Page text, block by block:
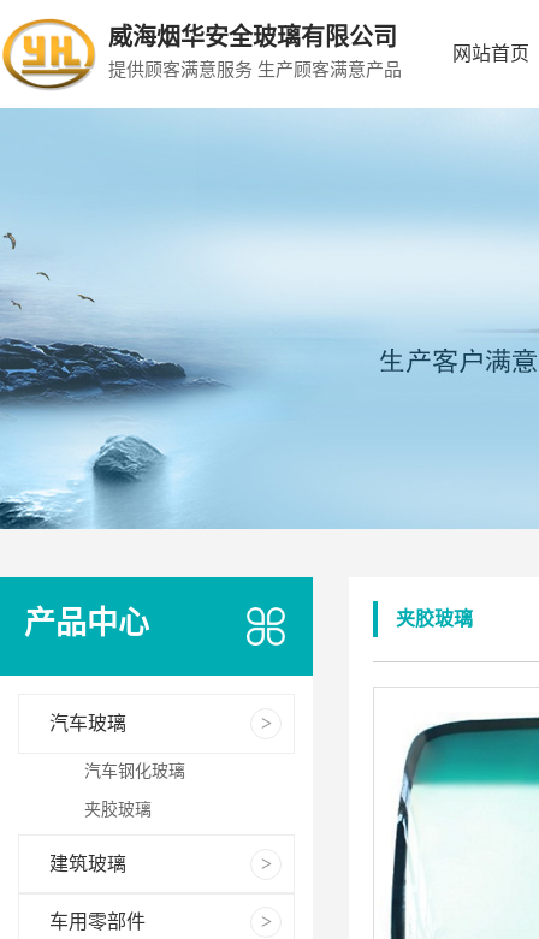
威海烟华安全玻璃有限公司
提供顾客满意服务 生产顾客满意产品
网站首页
产品中心
汽车玻璃
汽车钢化玻璃
夹胶玻璃
建筑玻璃
车用零部件
夹胶玻璃